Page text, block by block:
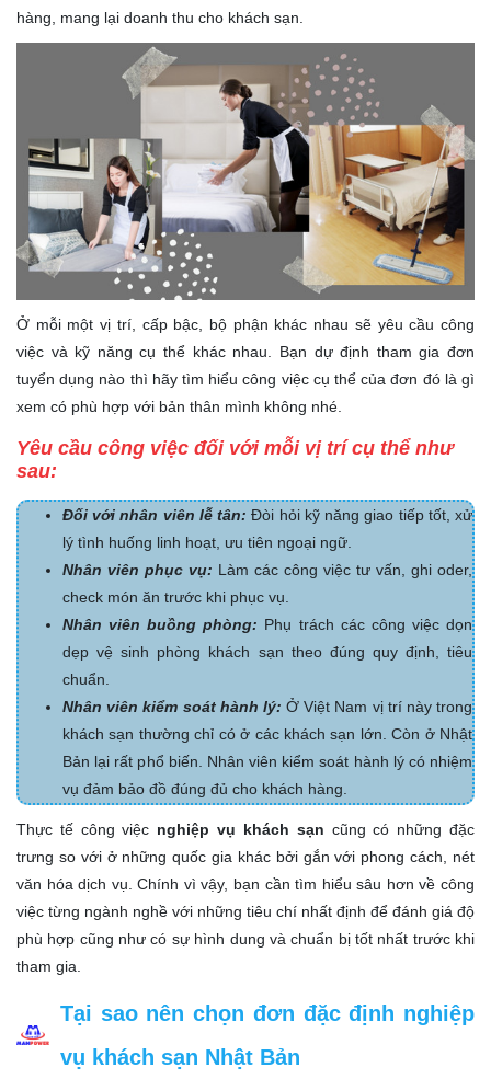
hàng, mang lại doanh thu cho khách sạn.
Ở mỗi một vị trí, cấp bậc, bộ phận khác nhau sẽ yêu cầu công
việc và kỹ năng cụ thể khác nhau. Bạn dự định tham gia đơn
tuyển dụng nào thì hãy tìm hiểu công việc cụ thể của đơn đó là gì
xem có phù hợp với bản thân mình không nhé.
Yêu cầu công việc đối với mỗi vị trí cụ thể như
sau:
Đối với nhân viên lễ tân: Đòi hỏi kỹ năng giao tiếp tốt, xử
lý tình huống linh hoạt, ưu tiên ngoại ngữ.
Nhân viên phục vụ: Làm các công việc tư vấn, ghi oder,
check món ăn trước khi phục vụ.
Nhân viên buồng phòng: Phụ trách các công việc dọn
dẹp vệ sinh phòng khách sạn theo đúng quy định, tiêu
chuẩn.
Nhân viên kiểm soát hành lý: Ở Việt Nam vị trí này trong
khách sạn thường chỉ có ở các khách sạn lớn. Còn ở Nhật
Bản lại rất phổ biến. Nhân viên kiểm soát hành lý có nhiệm
vụ đảm bảo đồ đúng đủ cho khách hàng.
Thực tế công việc nghiệp vụ khách sạn cũng có những đặc
trưng so với ở những quốc gia khác bởi gắn với phong cách, nét
văn hóa dịch vụ. Chính vì vậy, bạn cần tìm hiểu sâu hơn về công
việc từng ngành nghề với những tiêu chí nhất định để đánh giá độ
phù hợp cũng như có sự hình dung và chuẩn bị tốt nhất trước khi
tham gia.
Tại sao nên chọn đơn đặc định nghiệp
vụ khách sạn Nhật Bản